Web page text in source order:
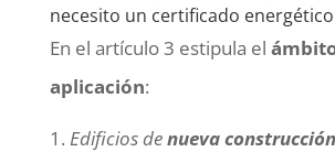
necesito un certificado
En el artículo 3 estipula el
aplicación:
Edificios denueva construcción